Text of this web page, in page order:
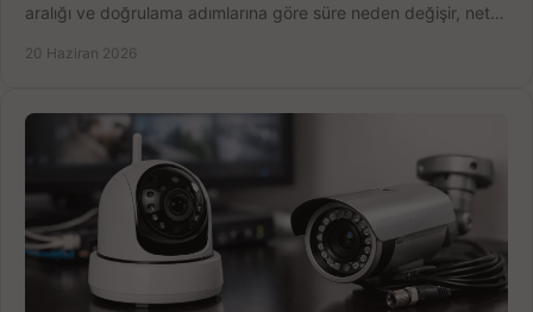
aralığı ve doğrulama adımlarına göre süre neden değişir, net
20 Haziran 2026